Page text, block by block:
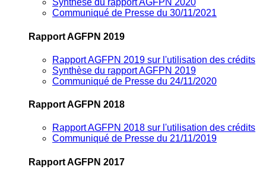
Synthèse du rapport AGFPN 2020
Communiqué de Presse du 30/11/2021
Rapport AGFPN 2019
Rapport AGFPN 2019 sur l'utilisation des crédits
Synthèse du rapport AGFPN 2019
Communiqué de Presse du 24/11/2020
Rapport AGFPN 2018
Rapport AGFPN 2018 sur l'utilisation des crédits
Communiqué de Presse du 21/11/2019
Rapport AGFPN 2017